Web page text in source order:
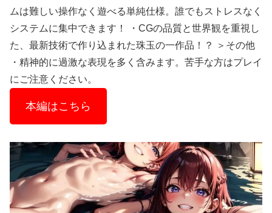
ムは難しい操作なく遊べる単純仕様。誰でもストレスなく
システムに集中できます！ ・CGの品質と世界観を重視し
た、最新技術で作り込まれた珠玉の一作品！？ ＞その他
・精神的に過激な表現を多く含みます。苦手な方はプレイ
にご注意ください。
本編はこちら